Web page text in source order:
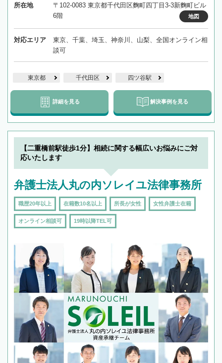
所在地
〒102-0083 東京都千代田区麴町四丁目3-3新麴町ビル
6階
地図
対応エリア
東京、千葉、埼玉、神奈川、山梨、全国オンライン相
談可
東京都 千代田区 四ツ谷駅
詳細を見る 解決事例を見る
【二重橋前駅徒歩1分】相続に関する幅広いお悩みにご対
応いたします
弁護士法人丸の内ソレイユ法律事務所
職歴20年以上 在籍数10名以上 所長が女性 女性弁護士在籍
オンライン相談可 19時以降TEL可